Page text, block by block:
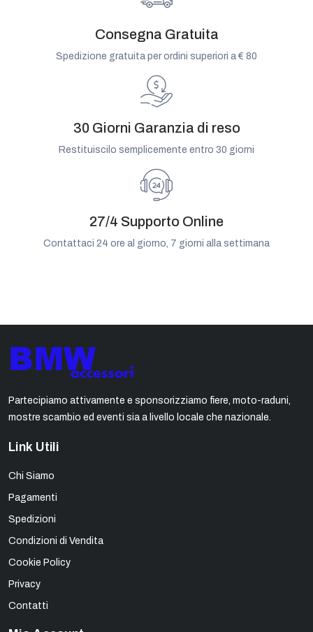
Consegna Gratuita
Spedizione gratuita per ordini superiori a € 80
30 Giorni Garanzia di reso
Restituiscilo semplicemente entro 30 giorni
27/4 Supporto Online
Contattaci 24 ore al giorno, 7 giorni alla settimana
Partecipiamo attivamente e sponsorizziamo fiere, moto-raduni,
mostre scambio ed eventi sia a livello locale che nazionale.
Link Utili
Chi Siamo
Pagamenti
Spedizioni
Condizioni di Vendita
Cookie Policy
Privacy
Contatti